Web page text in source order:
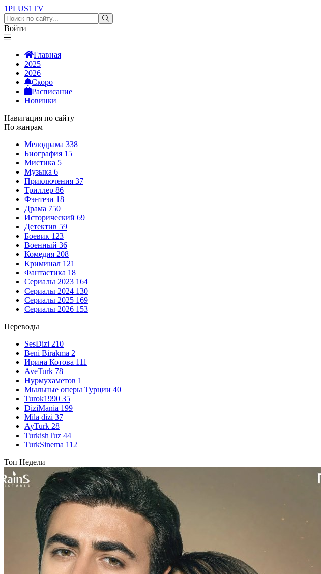
1PLUS1TV
Войти
Главная
2025
2026
Скоро
Расписание
Новинки
Навигация по сайту
По жанрам
Мелодрама 338
Биография 15
Мистика 5
Музыка 6
Приключения 37
Триллер 86
Фэнтези 18
Драма 750
Исторический 69
Детектив 59
Боевик 123
Военный 36
Комедия 208
Криминал 121
Фантастика 18
Сериалы 2023 164
Сериалы 2024 130
Сериалы 2025 169
Сериалы 2026 153
Переводы
SesDizi 210
Beni Birakma 2
Ирина Котова 111
AveTurk 78
Нурмухаметов 1
Мыльные оперы Турции 40
Turok1990 35
DiziMania 199
Mila dizi 37
AyTurk 28
TurkishTuz 44
TurkSinema 112
Топ Недели